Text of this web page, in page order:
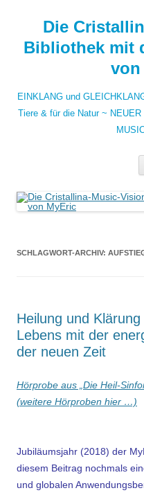
springenDie
Bibliothek mit
von
EINKLANG und
Tiere & für die Natur ~
SCHLAGWORT-ARCHIV:
Heilung und
Lebens mit der
der neuen Zeit
Hörprobe aus „Die Heil-
(weitere Hörproben hier …)
Jubiläumsjahr (2018) der
diesem Beitrag nochmals
und globalen